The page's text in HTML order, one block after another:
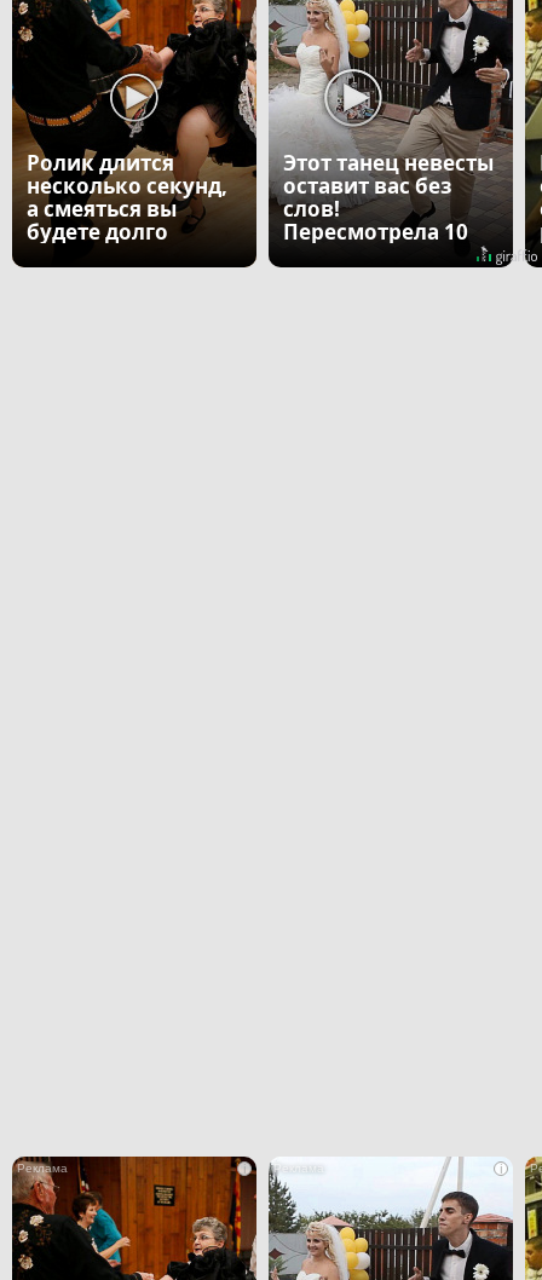
Ролик длится
несколько секунд,
а смеяться вы
будете долго
Этот танец невесты
оставит вас без
слов!
Пересмотрела 10
i i